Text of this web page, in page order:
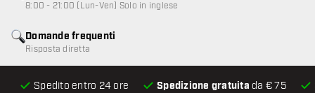
Spedito entro 24 ore Spedizione gratuita da € 75
Domande frequenti
Risposta diretta
8:00 - 21:00 (Lun-Ven) Solo in inglese